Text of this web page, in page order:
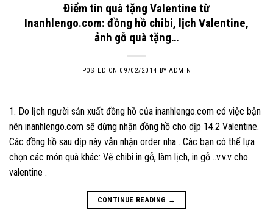
Điểm tin quà tặng Valentine từ
Inanhlengo.com: đồng hồ chibi, lịch Valentine,
ảnh gỗ quà tặng…
POSTED ON 09/02/2014 BYADMIN
1. Do lịch người sản xuất đồng hồ của inanhlengo.com có việc bận
nên inanhlengo.com sẽ dừng nhận đồng hồ cho dịp 14.2 Valentine.
Các đồng hồ sau dịp này vẫn nhận order nha . Các bạn có thể lựa
chọn các món quà khác: Vẽ chibi in gỗ, làm lịch, in gỗ ..v.v.v cho
valentine .
CONTINUE READING →